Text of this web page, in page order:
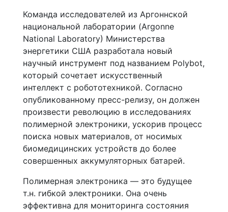
Команда исследователей из Аргоннской
национальной лаборатории (Argonne
National Laboratory) Министерства
энергетики США разработала новый
научный инструмент под названием Polybot,
который сочетает искусственный
интеллект с робототехникой. Согласно
опубликованному пресс-релизу, он должен
произвести революцию в исследованиях
полимерной электроники, ускорив процесс
поиска новых материалов, от носимых
биомедицинских устройств до более
совершенных аккумуляторных батарей.
Полимерная электроника — это будущее
т.н. гибкой электроники. Она очень
эффективна для мониторинга состояния